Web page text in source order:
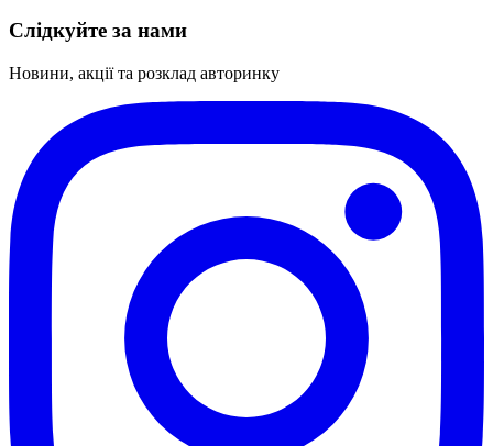
Слідкуйте за нами
Новини, акції та розклад авторинку